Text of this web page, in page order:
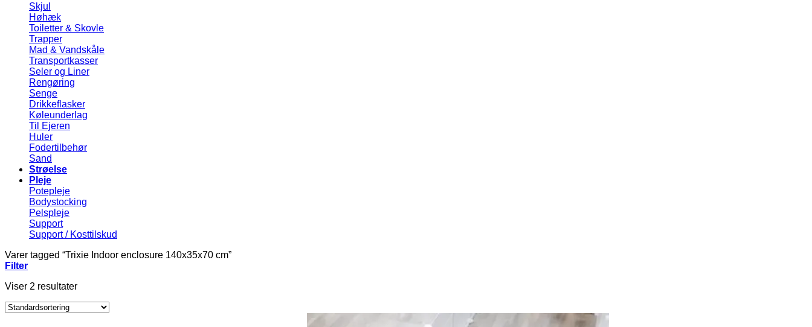
Skjul
Høhæk
Toiletter & Skovle
Trapper
Mad & Vandskåle
Transportkasser
Seler og Liner
Rengøring
Senge
Drikkeflasker
Køleunderlag
Til Ejeren
Huler
Fodertilbehør
Sand
Strøelse
Pleje
Potepleje
Bodystocking
Pelspleje
Support
Support / Kosttilskud
Varer tagged “Trixie Indoor enclosure 140x35x70 cm”
Filter
Viser 2 resultater